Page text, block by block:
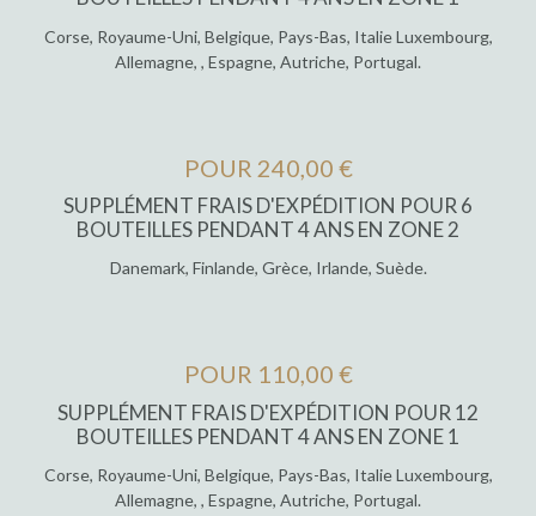
Corse, Royaume-Uni, Belgique, Pays-Bas, Italie Luxembourg,
Allemagne, , Espagne, Autriche, Portugal.
POUR 240,00 €
SUPPLÉMENT FRAIS D'EXPÉDITION POUR 6
BOUTEILLES PENDANT 4 ANS EN ZONE 2
Danemark, Finlande, Grèce, Irlande, Suède.
POUR 110,00 €
SUPPLÉMENT FRAIS D'EXPÉDITION POUR 12
BOUTEILLES PENDANT 4 ANS EN ZONE 1
Corse, Royaume-Uni, Belgique, Pays-Bas, Italie Luxembourg,
Allemagne, , Espagne, Autriche, Portugal.